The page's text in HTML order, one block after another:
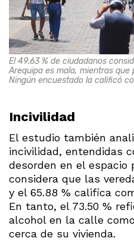
El 49.63 % de ciudadanos
Arequipa es mala, mientras que
Ningún encuestado la calificó
Incivilidad
El estudio también
incivilidad, entendidas
desorden en el espacio
considera que las
y el 65.88 % califica
En tanto, el 73.50 %
alcohol en la calle
cerca de su vivienda.